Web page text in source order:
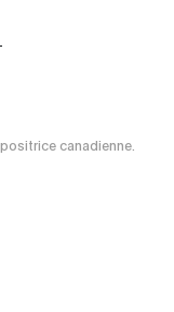
canadienne.